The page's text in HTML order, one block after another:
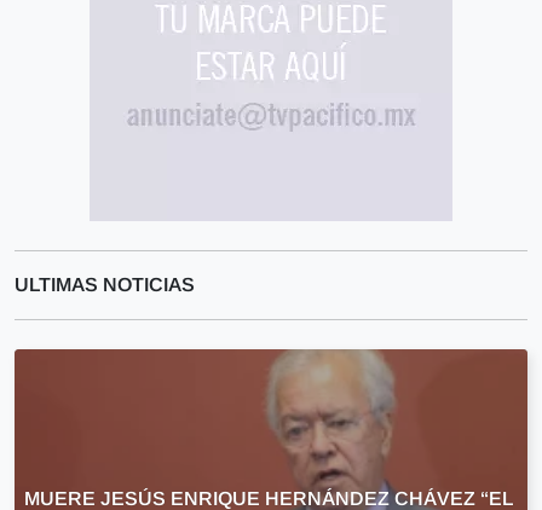
ULTIMAS NOTICIAS
MUERE JESÚS ENRIQUE HERNÁNDEZ CHÁVEZ “EL